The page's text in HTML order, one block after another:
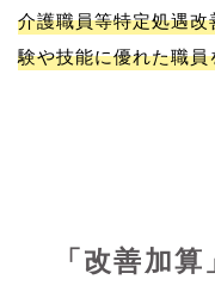
介護職員等特定処遇
験や技能に優れた職
「改善加